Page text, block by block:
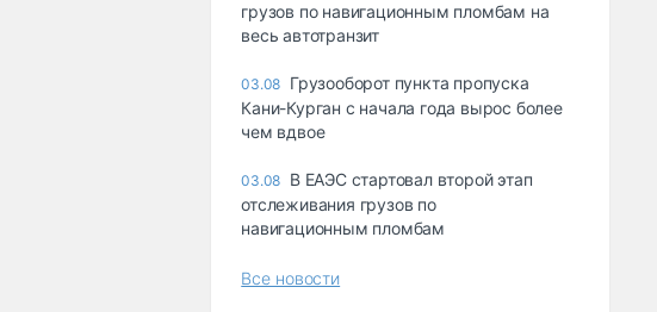
грузов по навигационным пломбам на
весь автотранзит
03.08 Грузооборот пункта пропуска
Кани-Курган с начала года вырос более
чем вдвое
03.08 В ЕАЭС стартовал второй этап
отслеживания грузов по
навигационным пломбам
Все новости